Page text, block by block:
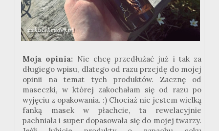
Moja opinia: Nie chcę przedłużać już i tak za
długiego wpisu, dlatego od razu przejdę do mojej
opinii na temat tych produktów. Zacznę od
maseczki, w której zakochałam się od razu po
wyjęciu z opakowania. :) Chociaż nie jestem wielką
fanką masek w płachcie, ta rewelacyjnie
pachniała i super dopasowała się do mojej twarzy.